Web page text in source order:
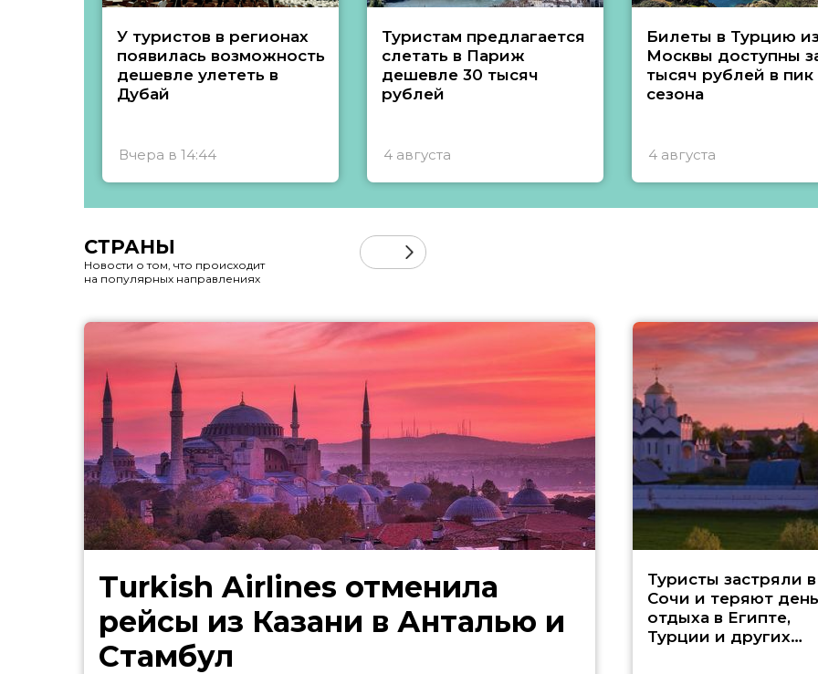
У туристов в регионах
появилась возможность
дешевле улететь в
Дубай
Вчера в 14:44
Туристам предлагается
слетать в Париж
дешевле 30 тысяч
рублей
4 августа
Билеты в Турцию из
Москвы доступны
тысяч рублей в пик
сезона
4 августа
СТРАНЫ
Новости о том, что происходит
на популярных направлениях
Turkish Airlines отменила
рейсы из Казани в Анталью и
Стамбул
Туристы застряли в
Сочи и теряют день
отдыха в Египте,
Турции и других